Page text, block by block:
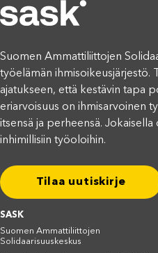
Suomen Ammattiliittojen
työelämän ihmisoikeusjärjestö.
ajatukseen, että kestävin tapa
eriarvoisuus on ihmisarvoinen
itsensä ja perheensä.
inhimillisiin työoloihin.
Tilaa uutiskirje
SASK
Suomen Ammattiliittojen
Solidaarisuuskeskus